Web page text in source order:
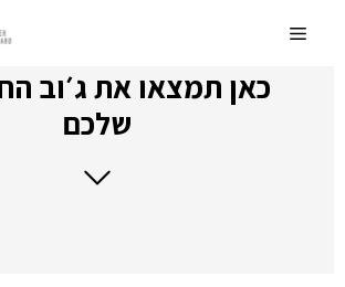
לתוכןMenu
כאן תמצאו את ג׳וב
שלכם